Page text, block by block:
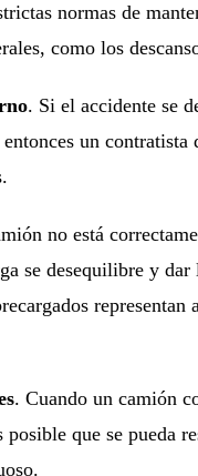
normas de
como los
. Si el accidente se
un
no está
se desequilibre y
representan
. Cuando un camión
que se pueda